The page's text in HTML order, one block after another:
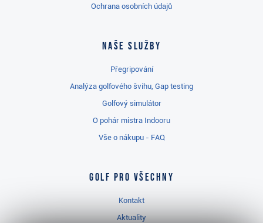
Ochrana osobních údajů
Naše služby
Přegripování
Analýza golfového švihu, Gap testing
Golfový simulátor
O pohár mistra Indooru
Vše o nákupu - FAQ
Golf pro všechny
Kontakt
Aktuality